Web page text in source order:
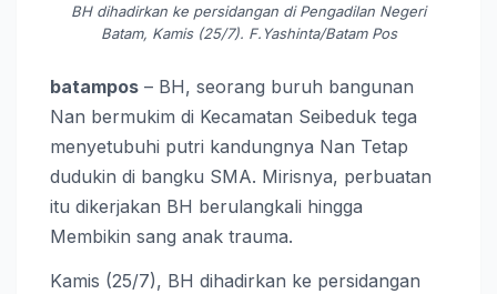
BH dihadirkan ke persidangan di Pengadilan Negeri
Batam, Kamis (25/7). F.Yashinta/Batam Pos
batampos – BH, seorang buruh bangunan
Nan bermukim di Kecamatan Seibeduk tega
menyetubuhi putri kandungnya Nan Tetap
dudukin di bangku SMA. Mirisnya, perbuatan
itu dikerjakan BH berulangkali hingga
Membikin sang anak trauma.
Kamis (25/7), BH dihadirkan ke persidangan